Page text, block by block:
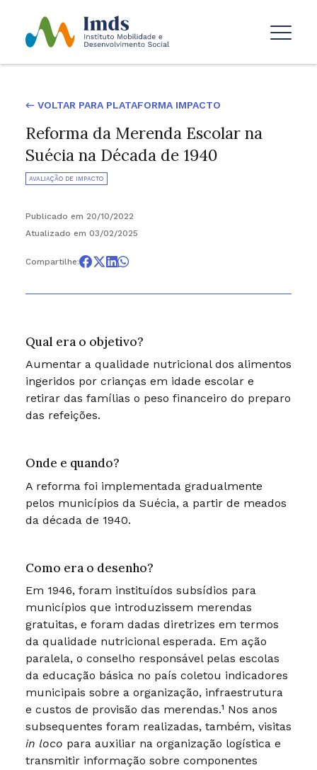
← VOLTAR PARA PLATAFORMA IMPACTO
Reforma da Merenda Escolar na
Suécia na Década de 1940
AVALIAÇÃO DE IMPACTO
Publicado em 20/10/2022
Atualizado em 03/02/2025
Compartilhe:
Qual era o objetivo?
Aumentar a qualidade nutricional dos alimentos
ingeridos por crianças em idade escolar e
retirar das famílias o peso financeiro do preparo
das refeições.
Onde e quando?
A reforma foi implementada gradualmente
pelos municípios da Suécia, a partir de meados
da década de 1940.
Como era o desenho?
Em 1946, foram instituídos subsídios para
municípios que introduzissem merendas
gratuitas, e foram dadas diretrizes em termos
da qualidade nutricional esperada. Em ação
paralela, o conselho responsável pelas escolas
da educação básica no país coletou indicadores
municipais sobre a organização, infraestrutura
e custos de provisão das merendas.¹ Nos anos
subsequentes foram realizadas, também, visitas
in loco para auxiliar na organização logística e
transmitir informação sobre componentes